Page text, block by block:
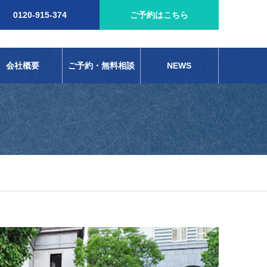
0120-915-374 ご予約はこちら
会社概要 ご予約・無料相談 NEWS